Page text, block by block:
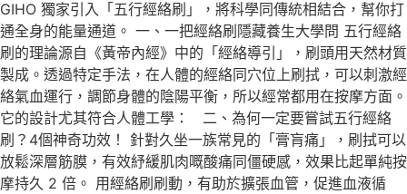
GIHO 獨家引入「五行經絡刷」，將科學同傳統相結合，幫你打
通全身的能量通道。 一、一把經絡刷隱藏養生大學問 五行經絡
刷的理論源自《黃帝內經》中的「經絡導引」，刷頭用天然材質
製成。透過特定手法，在人體的經絡同穴位上刷拭，可以刺激經
絡氣血運行，調節身體的陰陽平衡，所以經常都用在按摩方面。
它的設計尤其符合人體工學： 二、為何一定要嘗試五行經絡
刷？4個神奇功效！ 針對久坐一族常見的「膏肓痛」，刷拭可以
放鬆深層筋膜，有效紓緩肌肉嘅酸痛同僵硬感，效果比起單純按
摩持久 2 倍。 用經絡刷刷動，有助於擴張血管，促進血液循